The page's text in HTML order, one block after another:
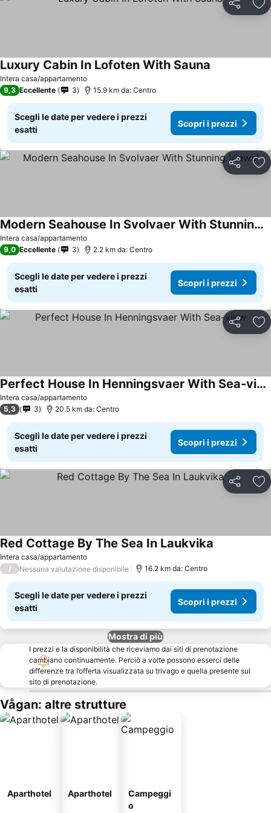
Condividi
Intera casa/appartamento
Luxury Cabin In Lofoten With Sauna
9,3 Eccellente 3 15.9 km da: Centro
Scegli le date per vedere i prezzi
esatti
Scopri i prezzi
Condividi
Intera casa/appartamento
Modern Seahouse In Svolvaer With Stunning Views!
Scopri i prezzi
9,0 Eccellente 3 2.2 km da: Centro
Scegli le date per vedere i prezzi
esatti
Scopri i prezzi
Condividi
Intera casa/appartamento
Perfect House In Henningsvaer With Sea-view
Scopri i prezzi
5,3 3 20.5 km da: Centro
Scegli le date per vedere i prezzi
esatti
Scopri i prezzi
Condividi
Intera casa/appartamento
Red Cottage By The Sea In Laukvika
/ Nessuna valutazione disponibile 16.2 km da: Centro
Scegli le date per vedere i prezzi
esatti
Scopri i prezzi
Mostra di più
I prezzi e la disponibilità che riceviamo dai siti di prenotazione
cambiano continuamente. Perciò a volte possono esserci delle
differenze tra l’offerta visualizzata su trivago e quella presente sul
sito di prenotazione.
Vågan: altre strutture
Aparthotel Aparthotel
Campeggi
o